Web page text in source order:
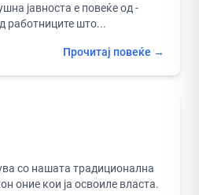
јавноста е повеќе од -
работниците што...
Прочитај повеќе →
со нашата традиционална
оние кои ја освоиле власта.